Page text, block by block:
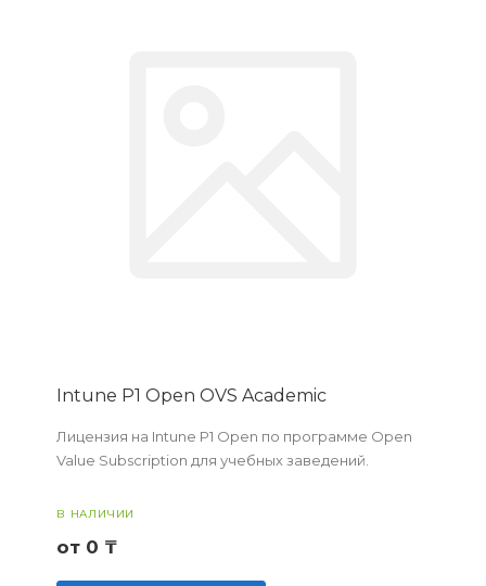
Intune P1 Open OVS Academic
Лицензия на Intune P1 Open по программе Open
Value Subscription для учебных заведений.
В НАЛИЧИИ
от 0 ₸